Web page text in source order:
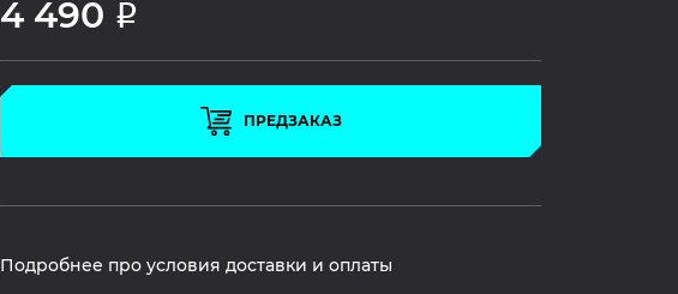
4 490 Р
ПРЕДЗАКАЗ
Подробнее про условия доставки и оплаты